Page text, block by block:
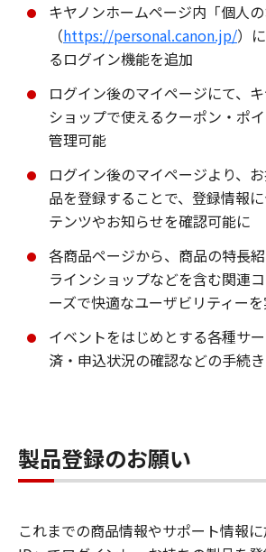
キヤノンホームページ内「個人
（https://personal.canon.jp/）
るログイン機能を追加
ログイン後のマイページにて、
ショップで使えるクーポン・ポ
管理可能
ログイン後のマイページより、
品を登録することで、登録情報
テンツやお知らせを確認可能に
各商品ページから、商品の特長
ラインショップなどを含む関連
ーズで快適なユーザビリティー
イベントをはじめとする各種サ
済・申込状況の確認などの手続
製品登録のお願い
これまでの商品情報やサポート情報